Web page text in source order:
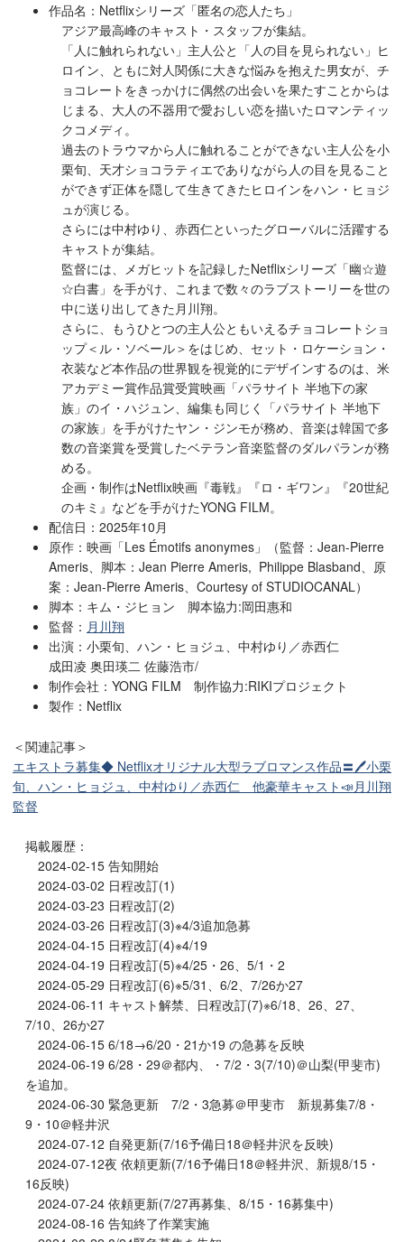
作品名：Netflixシリーズ「匿名の恋人たち」
アジア最高峰のキャスト・スタッフが集結。
「人に触れられない」主人公と「人の目を見られない」ヒ
ロイン、ともに対人関係に大きな悩みを抱えた男女が、チ
ョコレートをきっかけに偶然の出会いを果たすことからは
じまる、大人の不器用で愛おしい恋を描いたロマンティッ
クコメディ。
過去のトラウマから人に触れることができない主人公を小
栗旬、天才ショコラティエでありながら人の目を見ること
ができず正体を隠して生きてきたヒロインをハン・ヒョジ
ュが演じる。
さらには中村ゆり、赤西仁といったグローバルに活躍する
キャストが集結。
監督には、メガヒットを記録したNetflixシリーズ「幽☆遊
☆白書」を手がけ、これまで数々のラブストーリーを世の
中に送り出してきた月川翔。
さらに、もうひとつの主人公ともいえるチョコレートショ
ップ＜ル・ソベール＞をはじめ、セット・ロケーション・
衣装など本作品の世界観を視覚的にデザインするのは、米
アカデミー賞作品賞受賞映画「パラサイト 半地下の家
族」のイ・ハジュン、編集も同じく「パラサイト 半地下
の家族」を手がけたヤン・ジンモが務め、音楽は韓国で多
数の音楽賞を受賞したベテラン音楽監督のダルパランが務
める。
企画・制作はNetflix映画『毒戦』『ロ・ギワン』『20世紀
のキミ』などを手がけたYONG FILM。
配信日：2025年10月
原作：映画「Les Émotifs anonymes」（監督：Jean-Pierre
Ameris、脚本：Jean Pierre Ameris, Philippe Blasband、原
案：Jean-Pierre Ameris、Courtesy of STUDIOCANAL）
脚本：キム・ジヒョン 脚本協力:岡田惠和
監督： 月川翔
出演：小栗旬、ハン・ヒョジュ、中村ゆり／赤西仁
成田凌 奥田瑛二 佐藤浩市/
制作会社：YONG FILM 制作協力:RIKIプロジェクト
製作：Netflix
＜関連記事＞
エキストラ募集◆ Netflixオリジナル大型ラブロマンス作品〓🖊小栗
旬、ハン・ヒョジュ、中村ゆり／赤西仁 他豪華キャスト📣月川翔
監督
掲載履歴：
2024-02-15 告知開始
2024-03-02 日程改訂(1)
2024-03-23 日程改訂(2)
2024-03-26 日程改訂(3)※4/3追加急募
2024-04-15 日程改訂(4)※4/19
2024-04-19 日程改訂(5)※4/25・26、5/1・2
2024-05-29 日程改訂(6)※5/31、6/2、7/26か27
2024-06-11 キャスト解禁、日程改訂(7)※6/18、26、27、
7/10、26か27
2024-06-15 6/18→6/20・21か19 の急募を反映
2024-06-19 6/28・29＠都内、・7/2・3(7/10)＠山梨(甲斐市)
を追加。
2024-06-30 緊急更新 7/2・3急募＠甲斐市 新規募集7/8・
9・10＠軽井沢
2024-07-12 自発更新(7/16予備日18＠軽井沢を反映)
2024-07-12夜 依頼更新(7/16予備日18＠軽井沢、新規8/15・
16反映)
2024-07-24 依頼更新(7/27再募集、8/15・16募集中)
2024-08-16 告知終了作業実施